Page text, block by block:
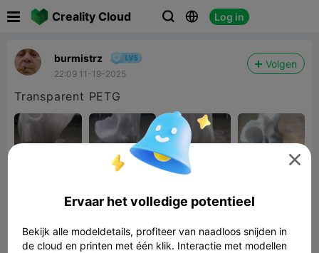
Creality Cloud   Log in
burmistrz
22:09 11-19-2025
Volgen
Transparent PETG
Arachnoxotics Arboreal Hide for
9.27MB Gerelateerd 3D -model

Ervaar het volledige potentieel
Bekijk alle modeldetails, profiteer van naadloos snijden in
de cloud en printen met één klik. Interactie met modellen